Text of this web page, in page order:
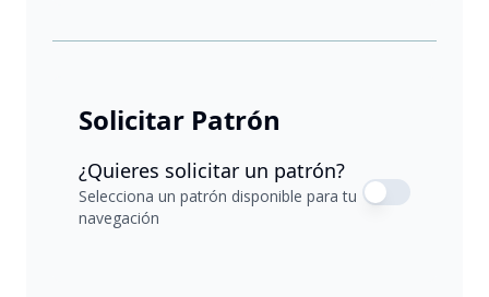
Solicitar Patrón
¿Quieres solicitar un patrón?
Selecciona un patrón disponible para tu
navegación